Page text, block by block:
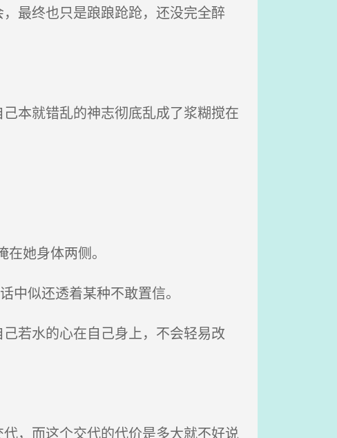
最终也只是踉踉跄跄，还没完全醉
本就错乱的神志彻底乱成了浆糊搅在
她身体两侧。
似还透着某种不敢置信。
若水的心在自己身上，不会轻易改
，而这个交代的代价是多大就不好说